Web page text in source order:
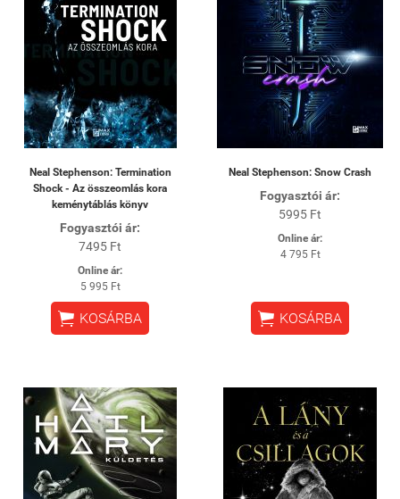
Neal Stephenson: Termination
Shock - Az összeomlás kora
keménytáblás könyv
Fogyasztói ár:
7495 Ft
Online ár:
5 995 Ft
 KOSÁRBA
Neal Stephenson: Snow Crash
Fogyasztói ár:
5995 Ft
Online ár:
4 795 Ft
 KOSÁRBA